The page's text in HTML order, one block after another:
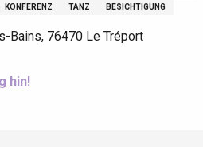
KONFERENZ TANZ BESICHTIGUNG
Bains, 76470 Le Tréport
hin!